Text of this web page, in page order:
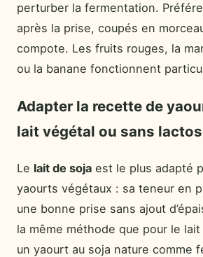
perturber la fermentation.
après la prise, coupés en
compote. Les fruits rouges, la
ou la banane fonctionnent
Adapter la recette de
lait végétal ou sans
Le lait de soja est le plus adapté
yaourts végétaux : sa teneur en
une bonne prise sans ajout
la même méthode que pour le
un yaourt au soja nature comme